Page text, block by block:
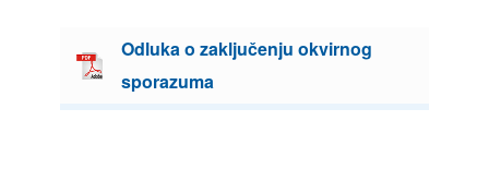
Odluka o zaključenju okvirnog
sporazuma